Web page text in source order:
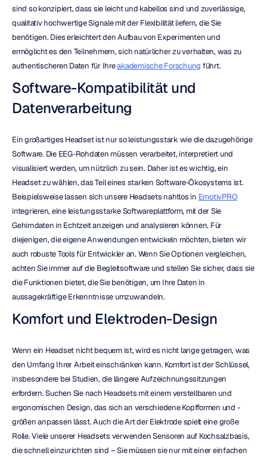
sind so konzipiert, dass sie leicht und kabellos sind und zuverlässige,
qualitativ hochwertige Signale mit der Flexibilität liefern, die Sie
benötigen. Dies erleichtert den Aufbau von Experimenten und
ermöglicht es den Teilnehmern, sich natürlicher zu verhalten, was zu
authentischeren Daten für Ihre akademische Forschung führt.
Software-Kompatibilität und
Datenverarbeitung
Ein großartiges Headset ist nur so leistungsstark wie die dazugehörige
Software. Die EEG-Rohdaten müssen verarbeitet, interpretiert und
visualisiert werden, um nützlich zu sein. Daher ist es wichtig, ein
Headset zu wählen, das Teil eines starken Software-Ökosystems ist.
Beispielsweise lassen sich unsere Headsets nahtlos in EmotivPRO
integrieren, eine leistungsstarke Softwareplattform, mit der Sie
Gehirndaten in Echtzeit anzeigen und analysieren können. Für
diejenigen, die eigene Anwendungen entwickeln möchten, bieten wir
auch robuste Tools für Entwickler an. Wenn Sie Optionen vergleichen,
achten Sie immer auf die Begleitsoftware und stellen Sie sicher, dass sie
die Funktionen bietet, die Sie benötigen, um Ihre Daten in
aussagekräftige Erkenntnisse umzuwandeln.
Komfort und Elektroden-Design
Wenn ein Headset nicht bequem ist, wird es nicht lange getragen, was
den Umfang Ihrer Arbeit einschränken kann. Komfort ist der Schlüssel,
insbesondere bei Studien, die längere Aufzeichnungssitzungen
erfordern. Suchen Sie nach Headsets mit einem verstellbaren und
ergonomischen Design, das sich an verschiedene Kopfformen und -
größen anpassen lässt. Auch die Art der Elektrode spielt eine große
Rolle. Viele unserer Headsets verwenden Sensoren auf Kochsalzbasis,
die schnell einzurichten sind – Sie müssen sie nur mit einer einfachen